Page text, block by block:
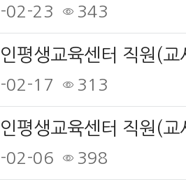
02-23 343
02-17 313
평생교육센터 직원(교
02-06 398